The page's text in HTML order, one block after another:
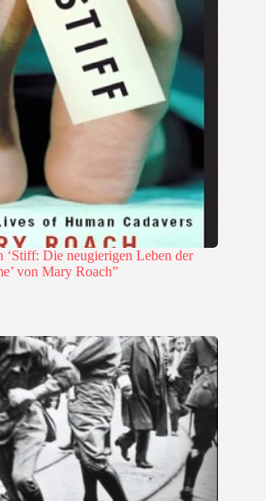
‘Stiff: Die neugierigen Leben der
von Mary Roach”